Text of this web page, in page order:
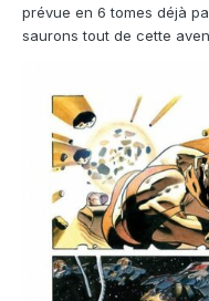
prévue en 6 tomes déjà
saurons tout de cette